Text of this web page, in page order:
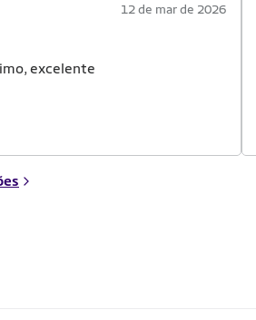
12 de mar de 2026
excelente